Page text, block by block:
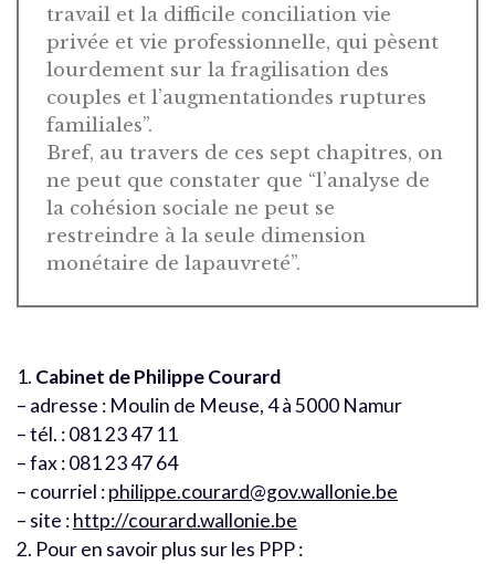
travail et la difficile conciliation vie
privée et vie professionnelle, qui pèsent
lourdement sur la fragilisation des
couples et l’augmentationdes ruptures
familiales”.
Bref, au travers de ces sept chapitres, on
ne peut que constater que “l’analyse de
la cohésion sociale ne peut se
restreindre à la seule dimension
monétaire de lapauvreté”.
1. Cabinet de Philippe Courard
– adresse : Moulin de Meuse, 4 à 5000 Namur
– tél. : 081 23 47 11
– fax : 081 23 47 64
– courriel :philippe.courard@gov.wallonie.be
– site :http://courard.wallonie.be
2. Pour en savoir plus sur les PPP :